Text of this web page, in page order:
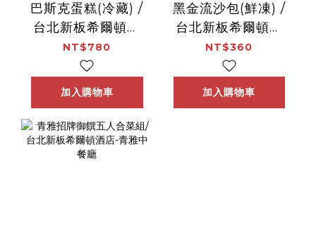
巴斯克蛋糕(冷藏) /
台北新板希爾頓酒
店-逸廊酒吧
NT$780
加入購物車
黑金流沙包(鮮凍) /
台北新板希爾頓酒
店-青雅中餐廳
NT$360
加入購物車